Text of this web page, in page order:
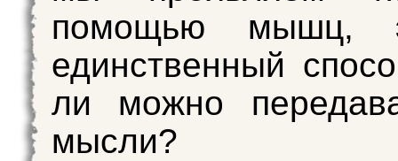
помощью мышц,
единственный
ли можно
мысли?